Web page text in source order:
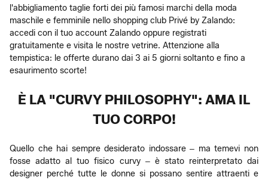
l'abbigliamento taglie forti dei più famosi marchi della moda
maschile e femminile nello shopping club Privé by Zalando:
accedi con il tuo account Zalando oppure registrati
gratuitamente e visita le nostre vetrine. Attenzione alla
tempistica: le offerte durano dai 3 ai 5 giorni soltanto e fino a
esaurimento scorte!
È LA "CURVY PHILOSOPHY": AMA IL
TUO CORPO!
Quello che hai sempre desiderato indossare ‒ ma temevi non
fosse adatto al tuo fisico curvy ‒ è stato reinterpretato dai
designer perché tutte le donne si possano sentire attraenti e